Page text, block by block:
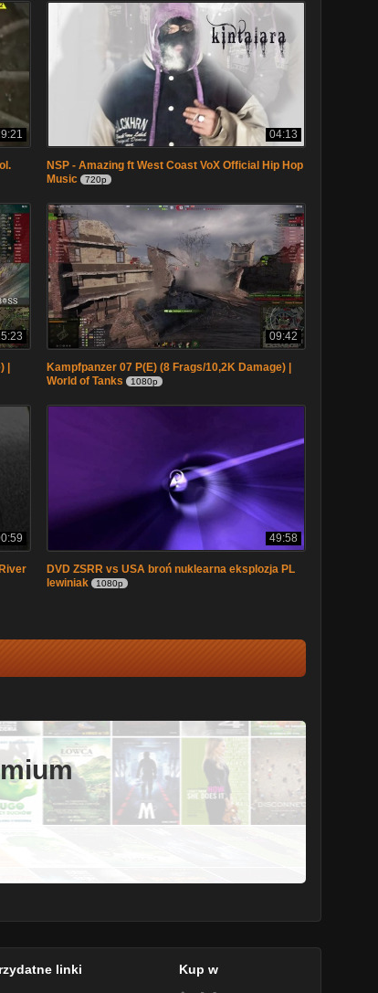
04:13
NSP - Amazing ft West Coast VoX Official Hip Hop
Music
720p
09:42
Kampfpanzer 07 P(E) (8 Frags/10,2K Damage) |
World of Tanks
1080p
49:58
DVD ZSRR vs USA broń nuklearna eksplozja PL
lewiniak
1080p
linki Kup w